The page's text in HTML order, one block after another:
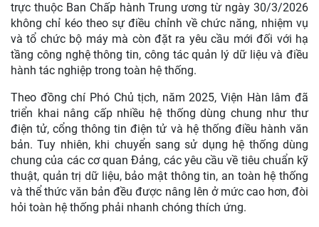
trực thuộc Ban Chấp hành Trung ương từ ngày 30/3/2026
không chỉ kéo theo sự điều chỉnh về chức năng, nhiệm vụ
và tổ chức bộ máy mà còn đặt ra yêu cầu mới đối với hạ
tầng công nghệ thông tin, công tác quản lý dữ liệu và điều
hành tác nghiệp trong toàn hệ thống.
Theo đồng chí Phó Chủ tịch, năm 2025, Viện Hàn lâm đã
triển khai nâng cấp nhiều hệ thống dùng chung như thư
điện tử, cổng thông tin điện tử và hệ thống điều hành văn
bản. Tuy nhiên, khi chuyển sang sử dụng hệ thống dùng
chung của các cơ quan Đảng, các yêu cầu về tiêu chuẩn kỹ
thuật, quản trị dữ liệu, bảo mật thông tin, an toàn hệ thống
và thể thức văn bản đều được nâng lên ở mức cao hơn, đòi
hỏi toàn hệ thống phải nhanh chóng thích ứng.